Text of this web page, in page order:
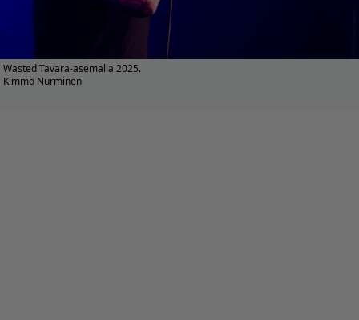
Wasted Tavara-asemalla 2025.
Kimmo Nurminen